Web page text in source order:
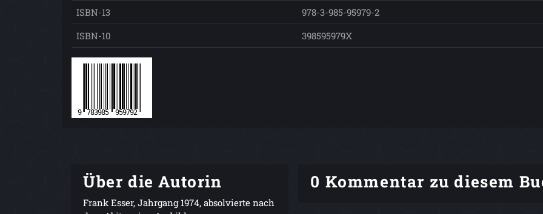
ISBN-13
978-3-985-95979-2
ISBN-10
398595979X
Über die Autorin
Frank Esser, Jahrgang 1974, absolvierte nach
0 Kommentar zu diesem